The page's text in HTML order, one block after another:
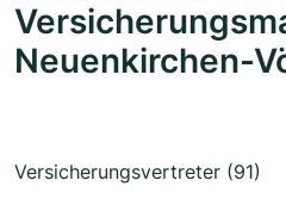
Neuenkirchen-
Versicherungsvertreter (91)